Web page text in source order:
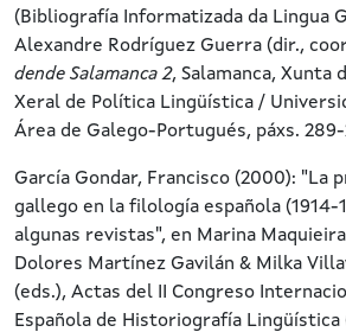
(Bibliografía Informatizada da Lingua
Alexandre Rodríguez Guerra (dir.,
dende Salamanca 2, Salamanca, Xunta
Xeral de Política Lingüística /
Área de Galego-Portugués, páxs. 289-
García Gondar, Francisco (2000): "La
gallego en la filología española (1914-
algunas revistas", en Marina
Dolores Martínez Gavilán & Milka
(eds.), Actas del II Congreso
Española de Historiografía Lingüística